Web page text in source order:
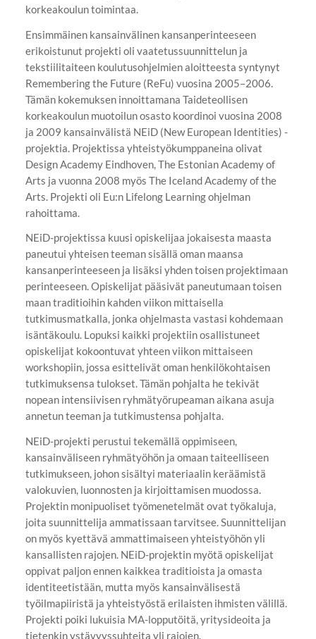
korkeakoulun toimintaa.
Ensimmäinen kansainvälinen kansanperinteeseen
erikoistunut projekti oli vaatetussuunnittelun ja
tekstiilitaiteen koulutusohjelmien aloitteesta syntynyt
Remembering the Future (ReFu) vuosina 2005–2006.
Tämän kokemuksen innoittamana Taideteollisen
korkeakoulun muotoilun osasto koordinoi vuosina 2008
ja 2009 kansainvälistä NEiD (New European Identities) -
projektia. Projektissa yhteistyökumppaneina olivat
Design Academy Eindhoven, The Estonian Academy of
Arts ja vuonna 2008 myös The Iceland Academy of the
Arts. Projekti oli Eu:n Lifelong Learning ohjelman
rahoittama.
NEiD-projektissa kuusi opiskelijaa jokaisesta maasta
paneutui yhteisen teeman sisällä oman maansa
kansanperinteeseen ja lisäksi yhden toisen projektimaan
perinteeseen. Opiskelijat pääsivät paneutumaan toisen
maan traditioihin kahden viikon mittaisella
tutkimusmatkalla, jonka ohjelmasta vastasi kohdemaan
isäntäkoulu. Lopuksi kaikki projektiin osallistuneet
opiskelijat kokoontuvat yhteen viikon mittaiseen
workshopiin, jossa esittelivät oman henkilökohtaisen
tutkimuksensa tulokset. Tämän pohjalta he tekivät
nopean intensiivisen ryhmätyörupeaman aikana asuja
annetun teeman ja tutkimustensa pohjalta.
NEiD-projekti perustui tekemällä oppimiseen,
kansainväliseen ryhmätyöhön ja omaan taiteelliseen
tutkimukseen, johon sisältyi materiaalin keräämistä
valokuvien, luonnosten ja kirjoittamisen muodossa.
Projektin monipuoliset työmenetelmät ovat työkaluja,
joita suunnittelija ammatissaan tarvitsee. Suunnittelijan
on myös kyettävä ammattimaiseen yhteistyöhön yli
kansallisten rajojen. NEiD-projektin myötä opiskelijat
oppivat paljon ennen kaikkea traditioista ja omasta
identiteetistään, mutta myös kansainvälisestä
työilmapiiristä ja yhteistyöstä erilaisten ihmisten välillä.
Projekti poiki lukuisia MA-lopputöitä, yritysideoita ja
tietenkin ystävyyssuhteita yli rajojen.